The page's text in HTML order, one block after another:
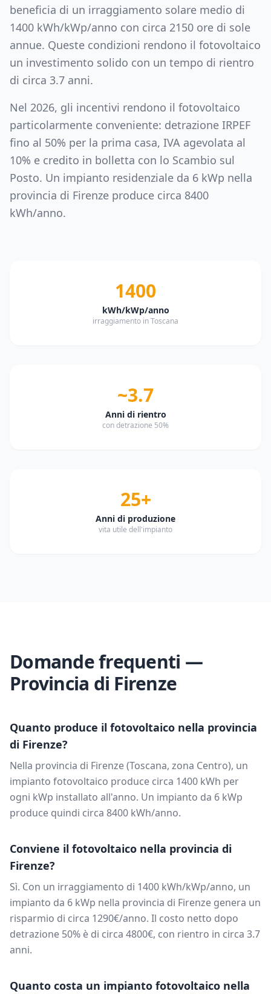
beneficia di un irraggiamento solare medio di
1400 kWh/kWp/anno con circa 2150 ore di sole
annue. Queste condizioni rendono il fotovoltaico
un investimento solido con un tempo di rientro
di circa 3.7 anni.
Nel 2026, gli incentivi rendono il fotovoltaico
particolarmente conveniente: detrazione IRPEF
fino al 50% per la prima casa, IVA agevolata al
10% e credito in bolletta con lo Scambio sul
Posto. Un impianto residenziale da 6 kWp nella
provincia di Firenze produce circa 8400
kWh/anno.
1400
kWh/kWp/anno
irraggiamento in Toscana
~3.7
Anni di rientro
con detrazione 50%
25+
Anni di produzione
vita utile dell'impianto
Domande frequenti —
Provincia di Firenze
Quanto produce il fotovoltaico nella provincia
di Firenze?
Nella provincia di Firenze(Toscana, zona Centro), un
impianto fotovoltaico produce circa 1400 kWh per
ogni kWp installato all'anno. Un impianto da 6 kWp
produce quindi circa 8400 kWh/anno.
Conviene il fotovoltaico nella provincia di
Firenze?
Sì. Con un irraggiamento di 1400 kWh/kWp/anno, un
impianto da 6 kWp nella provincia di Firenze genera un
risparmio di circa 1290€/anno. Il costo netto dopo
detrazione 50% è di circa 4800€, con rientro in circa 3.7
anni.
Quanto costa un impianto fotovoltaico nella